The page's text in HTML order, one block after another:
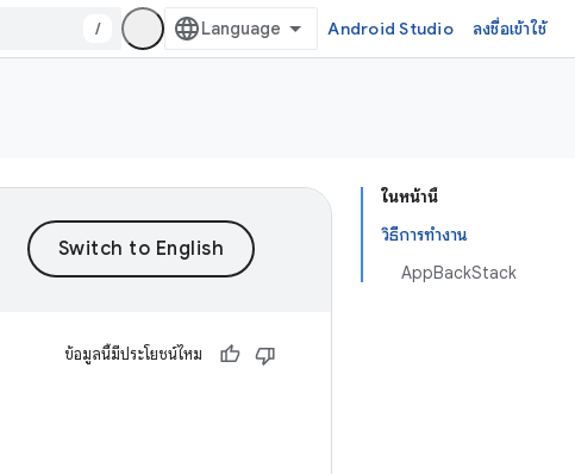
/ Android Studio ลงชื่อเข้าใช้
ในหน้านี้
วิธีการทำงาน
AppBackStack
ข้อมูลนี้มีประโยชน์ไหม